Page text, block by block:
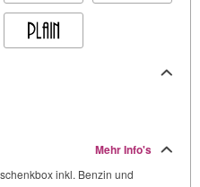
Mehr Info's
inkl. Benzin und